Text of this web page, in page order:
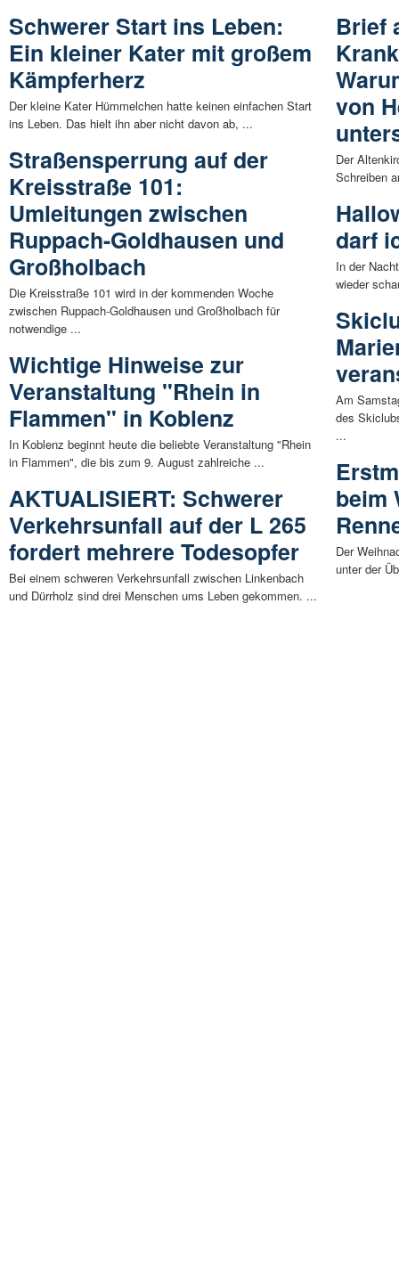
Schwerer Start ins Leben:
Ein kleiner Kater mit großem
Kämpferherz
Der kleine Kater Hümmelchen hatte keinen einfachen Start
ins Leben. Das hielt ihn aber nicht davon ab, ...
Straßensperrung auf der
Kreisstraße 101:
Umleitungen zwischen
Ruppach-Goldhausen und
Großholbach
Die Kreisstraße 101 wird in der kommenden Woche
zwischen Ruppach-Goldhausen und Großholbach für
notwendige ...
Wichtige Hinweise zur
Veranstaltung "Rhein in
Flammen" in Koblenz
In Koblenz beginnt heute die beliebte Veranstaltung "Rhein
in Flammen", die bis zum 9. August zahlreiche ...
AKTUALISIERT: Schwerer
Verkehrsunfall auf der L 265
fordert mehrere Todesopfer
Bei einem schweren Verkehrsunfall zwischen Linkenbach
und Dürrholz sind drei Menschen ums Leben gekommen. ...
Brief
von
Der
Schreiben
darf
In der
wieder
Am
des
...
beim
Der
unter der